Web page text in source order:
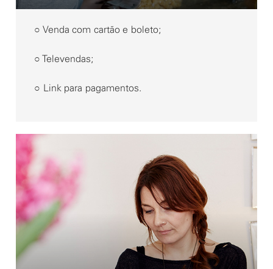
○ Venda com cartão e boleto;
○ Televendas;
○ Link para pagamentos.